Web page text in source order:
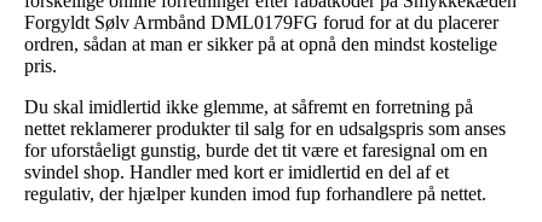
Forgyldt Sølv Armbånd DML0179FG forud for at du placerer
ordren, sådan at man er sikker på at opnå den mindst kostelige
pris.
Du skal imidlertid ikke glemme, at såfremt en forretning på
nettet reklamerer produkter til salg for en udsalgspris som anses
for uforståeligt gunstig, burde det tit være et faresignal om en
svindel shop. Handler med kort er imidlertid en del af et
regulativ, der hjælper kunden imod fup forhandlere på nettet.